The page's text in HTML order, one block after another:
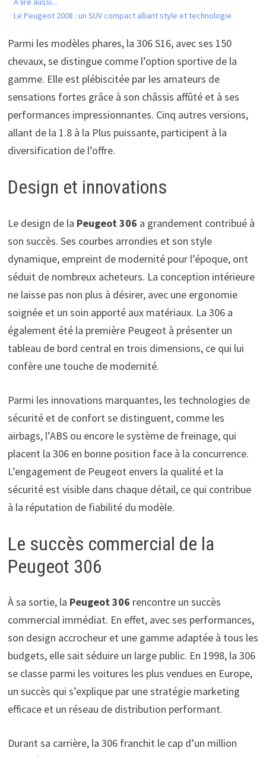
Le Peugeot 2008 : un SUV compact alliant style et technologie
Parmi les modèles phares, la 306 S16, avec ses 150
chevaux, se distingue comme l’option sportive de la
gamme. Elle est plébiscitée par les amateurs de
sensations fortes grâce à son châssis affûté et à ses
performances impressionnantes. Cinq autres versions,
allant de la 1.8 à la Plus puissante, participent à la
diversification de l’offre.
Design et innovations
Le design de la Peugeot 306 a grandement contribué à
son succès. Ses courbes arrondies et son style
dynamique, empreint de modernité pour l’époque, ont
séduit de nombreux acheteurs. La conception intérieure
ne laisse pas non plus à désirer, avec une ergonomie
soignée et un soin apporté aux matériaux. La 306 a
également été la première Peugeot à présenter un
tableau de bord central en trois dimensions, ce qui lui
confère une touche de modernité.
Parmi les innovations marquantes, les technologies de
sécurité et de confort se distinguent, comme les
airbags, l’ABS ou encore le système de freinage, qui
placent la 306 en bonne position face à la concurrence.
L’engagement de Peugeot envers la qualité et la
sécurité est visible dans chaque détail, ce qui contribue
à la réputation de fiabilité du modèle.
Le succès commercial de la
Peugeot 306
À sa sortie, la Peugeot 306 rencontre un succès
commercial immédiat. En effet, avec ses performances,
son design accrocheur et une gamme adaptée à tous les
budgets, elle sait séduire un large public. En 1998, la 306
se classe parmi les voitures les plus vendues en Europe,
un succès qui s’explique par une stratégie marketing
efficace et un réseau de distribution performant.
Durant sa carrière, la 306 franchit le cap d’un million